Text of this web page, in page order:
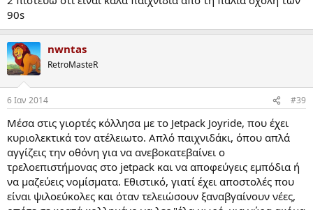
90s
nwntas
RetroMasteR
6 Ιαν 2014 #39
Μέσα στις γιορτές κόλλησα με το Jetpack Joyride, που έχει
κυριολεκτικά τον ατέλειωτο. Απλό παιχνιδάκι, όπου απλά
αγγίζεις την οθόνη για να ανεβοκατεβαίνει ο
τρελοεπιστήμονας στο jetpack και να αποφεύγεις εμπόδια ή
να μαζεύεις νομίσματα. Εθιστικό, γιατί έχει αποστολές που
είναι ψιλοεύκολες και όταν τελειώσουν ξαναβγαίνουν νέες,